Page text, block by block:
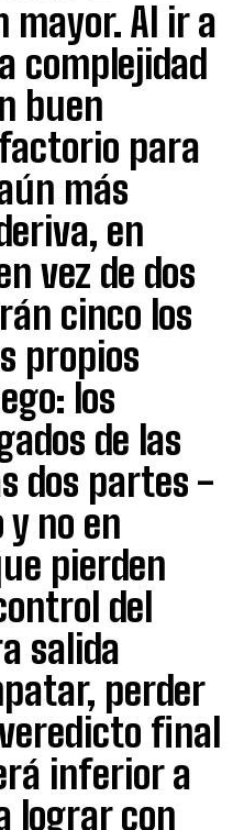
mayor. Al ir a
complejidad
buen
para
más
en
vez de dos
cinco los
propios
los
de las
dos partes -
no en
pierden
del
salida
perder
final
inferior a
lograr con